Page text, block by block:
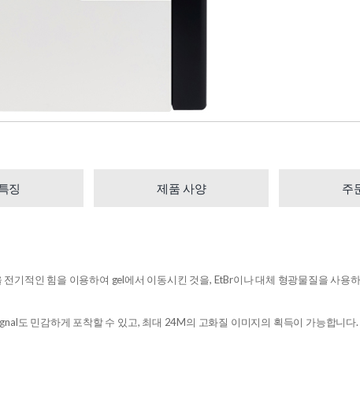
징 제품 사양 주
기적인 힘을 이용하여 gel에서 이동시킨 것을, EtBr이나 대체 형광물질을 사용
도 민감하게 포착할 수 있고, 최대 24M의 고화질 이미지의 획득이 가능합니다.